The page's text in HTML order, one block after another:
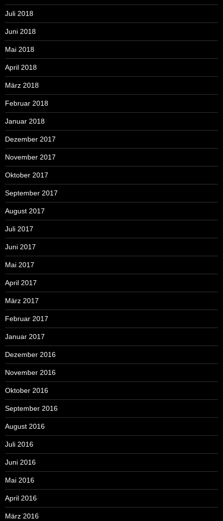
Juli 2018
Juni 2018
Mai 2018
April 2018
März 2018
Februar 2018
Januar 2018
Dezember 2017
November 2017
Oktober 2017
September 2017
August 2017
Juli 2017
Juni 2017
Mai 2017
April 2017
März 2017
Februar 2017
Januar 2017
Dezember 2016
November 2016
Oktober 2016
September 2016
August 2016
Juli 2016
Juni 2016
Mai 2016
April 2016
März 2016